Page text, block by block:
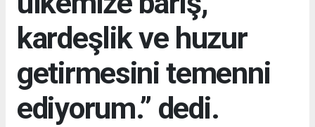
kardeşlik ve huzur
getirmesini temenni
ediyorum.” dedi.